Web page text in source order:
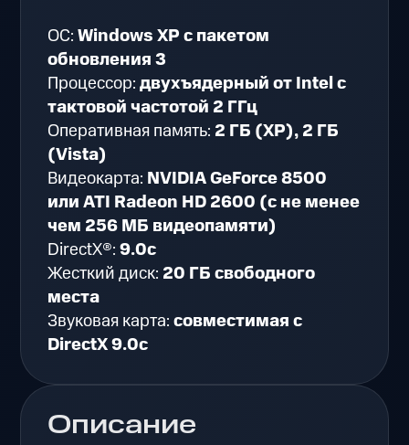
Описание
ОС:Windows XP с пакетом
обновления 3
Процессор:двухъядерный от Intel с
тактовой частотой 2 ГГц
Оперативная память: 2 ГБ (XP), 2 ГБ
(Vista)
Видеокарта: NVIDIA GeForce 8500
или ATI Radeon HD 2600 (с не менее
чем 256 МБ видеопамяти)
DirectX®:9.0c
Жесткий диск: 20 ГБ свободного
места
Звуковая карта:совместимая с
DirectX 9.0c